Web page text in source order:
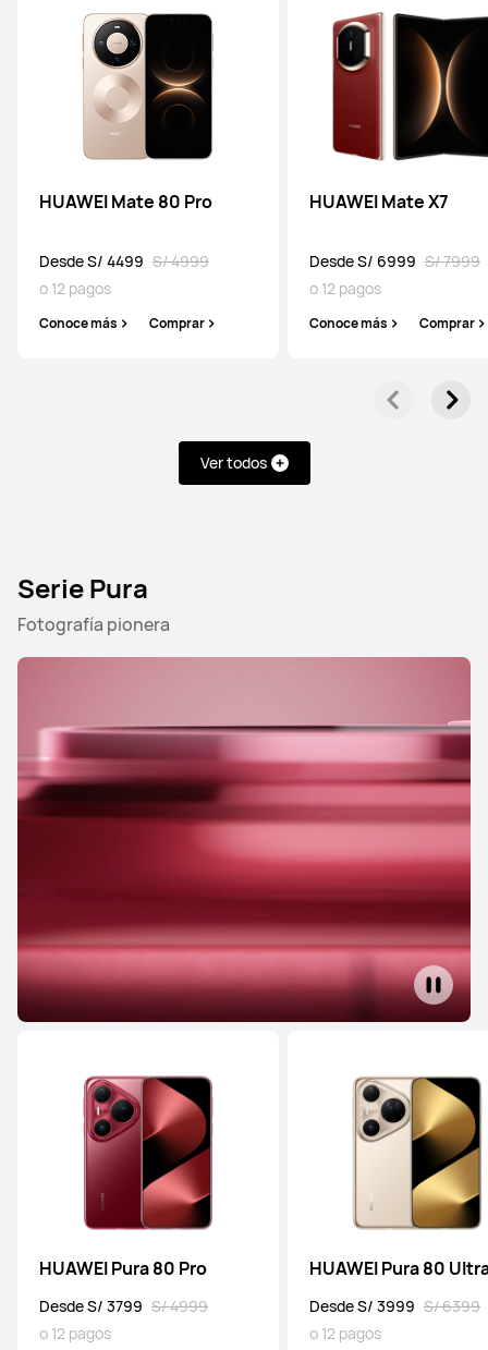
HUAWEI Mate 80 Pro
Desde S/ 4499 S/ 4999
o 12 pagos
Conoce más Comprar
HUAWEI Mate X7
Desde S/ 6999 S/ 7999
o 12 pagos
Conoce más Comprar
Ver todos
Serie Pura
Fotografía pionera
HUAWEI Pura 80 Pro
Desde S/ 3799 S/ 4999
o 12 pagos
HUAWEI Pura 80
Desde S/ 3999 S/ 6399
o 12 pagos